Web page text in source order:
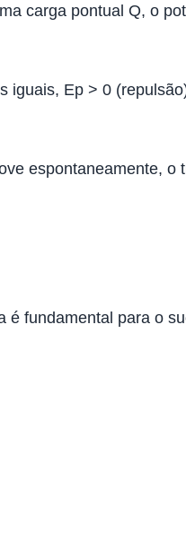
carga pontual Q, o
iguais, Ep > 0
espontaneamente, o
é fundamental para o